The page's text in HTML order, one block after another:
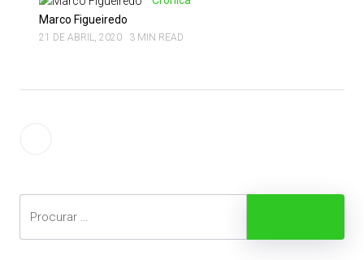
Marco Figueiredo
21 DE ABRIL, 2020 3 MIN READ